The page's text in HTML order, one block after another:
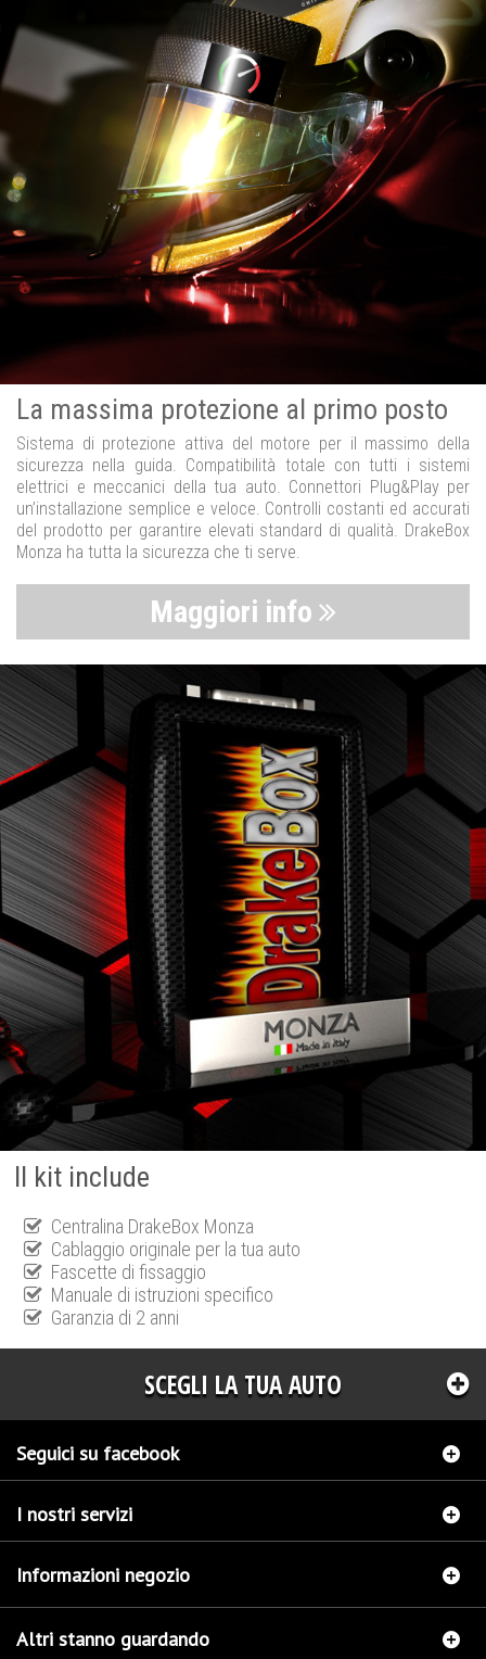
La massima protezione al primo posto
Sistema di protezione attiva del motore per il massimo della
sicurezza nella guida. Compatibilità totale con tutti i sistemi
elettrici e meccanici della tua auto. Connettori Plug&Play per
un’installazione semplice e veloce. Controlli costanti ed accurati
del prodotto per garantire elevati standard di qualità. DrakeBox
Monza ha tutta la sicurezza che ti serve.
Maggiori info
Il kit include
Centralina DrakeBox Monza
Cablaggio originale per la tua auto
Fascette di fissaggio
Manuale di istruzioni specifico
Garanzia di 2 anni
SCEGLI LA TUA AUTO
Seguici su facebook
I nostri servizi
Informazioni negozio
Altri stanno guardando